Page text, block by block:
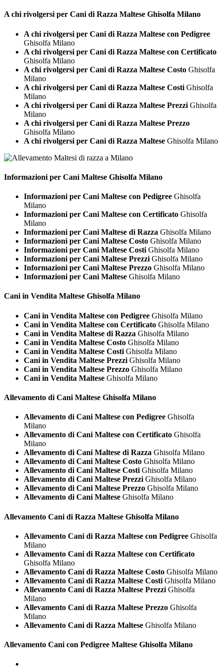
A chi rivolgersi per Cani di Razza Maltese Ghisolfa Milano
A chi rivolgersi per Cani di Razza Maltese con Pedigree
Ghisolfa Milano
A chi rivolgersi per Cani di Razza Maltese con Certificato
Ghisolfa Milano
A chi rivolgersi per Cani di Razza Maltese Costo Ghisolfa
Milano
A chi rivolgersi per Cani di Razza Maltese Costi Ghisolfa
Milano
A chi rivolgersi per Cani di Razza Maltese Prezzi Ghisolfa
Milano
A chi rivolgersi per Cani di Razza Maltese Prezzo
Ghisolfa Milano
A chi rivolgersi per Cani di Razza Maltese Ghisolfa Milano
Informazioni per Cani Maltese Ghisolfa Milano
Informazioni per Cani Maltese con Pedigree Ghisolfa
Milano
Informazioni per Cani Maltese con Certificato Ghisolfa
Milano
Informazioni per Cani Maltese di Razza Ghisolfa Milano
Informazioni per Cani Maltese Costo Ghisolfa Milano
Informazioni per Cani Maltese Costi Ghisolfa Milano
Informazioni per Cani Maltese Prezzi Ghisolfa Milano
Informazioni per Cani Maltese Prezzo Ghisolfa Milano
Informazioni per Cani Maltese Ghisolfa Milano
Cani in Vendita Maltese Ghisolfa Milano
Cani in Vendita Maltese con Pedigree Ghisolfa Milano
Cani in Vendita Maltese con Certificato Ghisolfa Milano
Cani in Vendita Maltese di Razza Ghisolfa Milano
Cani in Vendita Maltese Costo Ghisolfa Milano
Cani in Vendita Maltese Costi Ghisolfa Milano
Cani in Vendita Maltese Prezzi Ghisolfa Milano
Cani in Vendita Maltese Prezzo Ghisolfa Milano
Cani in Vendita Maltese Ghisolfa Milano
Allevamento di Cani Maltese Ghisolfa Milano
Allevamento di Cani Maltese con Pedigree Ghisolfa
Milano
Allevamento di Cani Maltese con Certificato Ghisolfa
Milano
Allevamento di Cani Maltese di Razza Ghisolfa Milano
Allevamento di Cani Maltese Costo Ghisolfa Milano
Allevamento di Cani Maltese Costi Ghisolfa Milano
Allevamento di Cani Maltese Prezzi Ghisolfa Milano
Allevamento di Cani Maltese Prezzo Ghisolfa Milano
Allevamento di Cani Maltese Ghisolfa Milano
Allevamento Cani di Razza Maltese Ghisolfa Milano
Allevamento Cani di Razza Maltese con Pedigree Ghisolfa
Milano
Allevamento Cani di Razza Maltese con Certificato
Ghisolfa Milano
Allevamento Cani di Razza Maltese Costo Ghisolfa Milano
Allevamento Cani di Razza Maltese Costi Ghisolfa Milano
Allevamento Cani di Razza Maltese Prezzi Ghisolfa
Milano
Allevamento Cani di Razza Maltese Prezzo Ghisolfa
Milano
Allevamento Cani di Razza Maltese Ghisolfa Milano
Allevamento Cani con Pedigree Maltese Ghisolfa Milano